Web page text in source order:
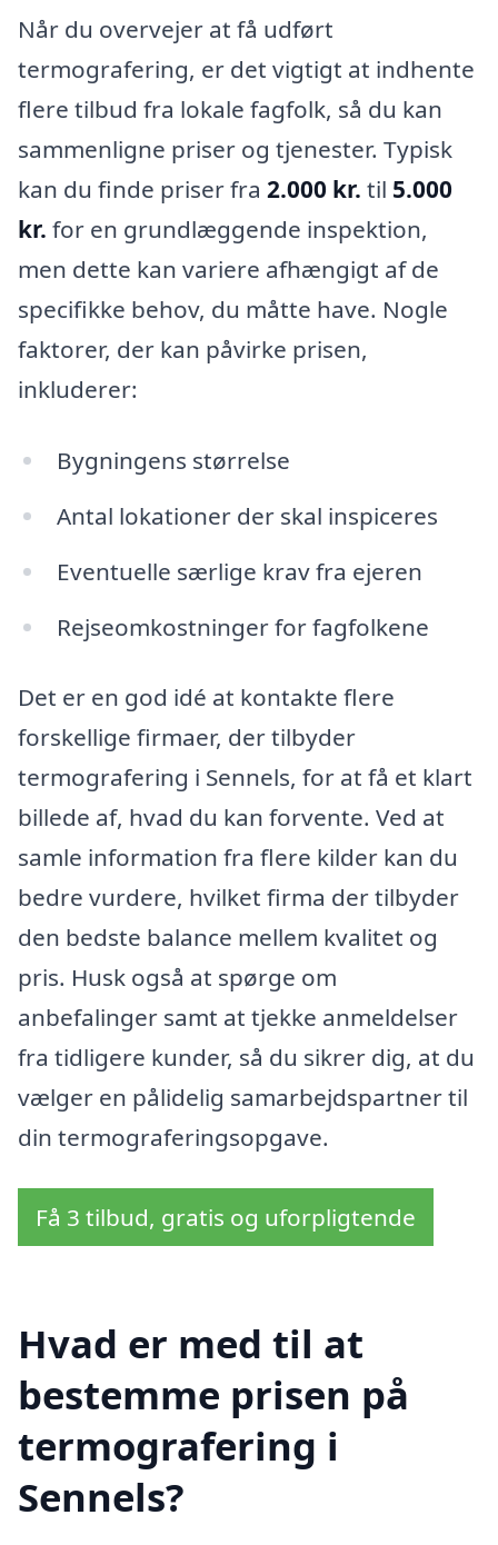
Når du overvejer at få udført
termografering, er det vigtigt at indhente
flere tilbud fra lokale fagfolk, så du kan
sammenligne priser og tjenester. Typisk
kan du finde priser fra 2.000 kr. til 5.000
kr. for en grundlæggende inspektion,
men dette kan variere afhængigt af de
specifikke behov, du måtte have. Nogle
faktorer, der kan påvirke prisen,
inkluderer:
Bygningens størrelse
Antal lokationer der skal inspiceres
Eventuelle særlige krav fra ejeren
Rejseomkostninger for fagfolkene
Det er en god idé at kontakte flere
forskellige firmaer, der tilbyder
termografering i Sennels, for at få et klart
billede af, hvad du kan forvente. Ved at
samle information fra flere kilder kan du
bedre vurdere, hvilket firma der tilbyder
den bedste balance mellem kvalitet og
pris. Husk også at spørge om
anbefalinger samt at tjekke anmeldelser
fra tidligere kunder, så du sikrer dig, at du
vælger en pålidelig samarbejdspartner til
din termograferingsopgave.
Få 3 tilbud, gratis og uforpligtende
Hvad er med til at
bestemme prisen på
termografering i
Sennels?